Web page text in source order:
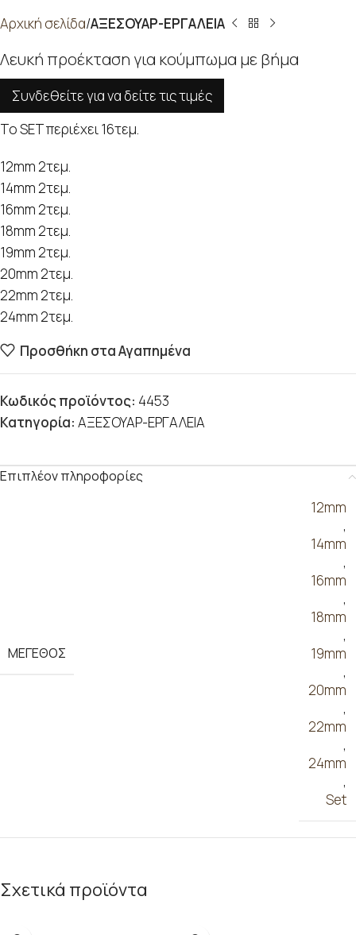
Αρχική σελίδα ΑΞΕΣΟΥΑΡ-ΕΡΓΑΛΕΙΑ
Λευκή προέκταση για κούμπωμα με βήμα
Συνδεθείτε για να δείτε τις τιμές
Το SET περιέχει 16τεμ.
12mm 2τεμ.
14mm 2τεμ.
16mm 2τεμ.
18mm 2τεμ.
19mm 2τεμ.
20mm 2τεμ.
22mm 2τεμ.
24mm 2τεμ.
Προσθήκη στα Αγαπημένα
Κωδικός προϊόντος: 4453
Κατηγορία: ΑΞΕΣΟΥΑΡ-ΕΡΓΑΛΕΙΑ
Επιπλέον πληροφορίες
ΜΕΓΕΘΟΣ
12mm
,
14mm
,
16mm
,
18mm
,
19mm
,
20mm
,
22mm
,
24mm
,
Set
Σχετικά προϊόντα